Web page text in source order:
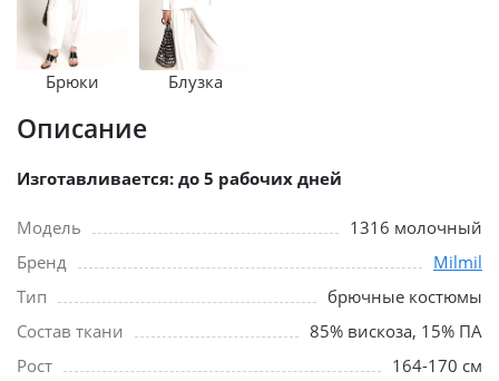
Брюки Блузка
Описание
Изготавливается: до 5 рабочих дней
Модель
1316 молочный
Бренд
Milmil
Тип
брючные костюмы
Состав ткани
85% вискоза, 15% ПА
Рост
164-170 см